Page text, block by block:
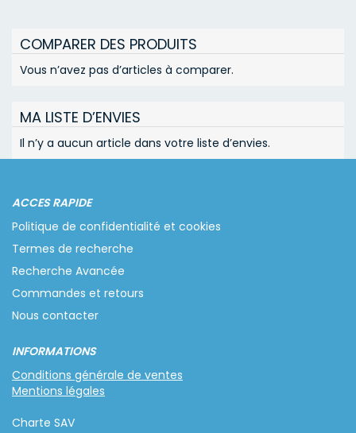
COMPARER DES PRODUITS
Vous n’avez pas d’articles à comparer.
MA LISTE D’ENVIES
Il n’y a aucun article dans votre liste d’envies.
ACCES RAPIDE
Politique de confidentialité et cookies
Termes de recherche
Recherche Avancée
Commandes et retours
Nous contacter
INFORMATIONS
Conditions générale de ventes
Mentions légales
Charte SAV